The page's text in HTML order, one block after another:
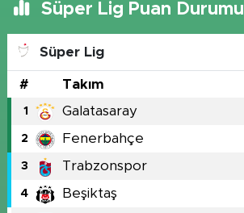
Süper Lig Puan Durumu
Süper Lig
# Takım
1 Galatasaray
2 Fenerbahçe
3 Trabzonspor
4 Beşiktaş